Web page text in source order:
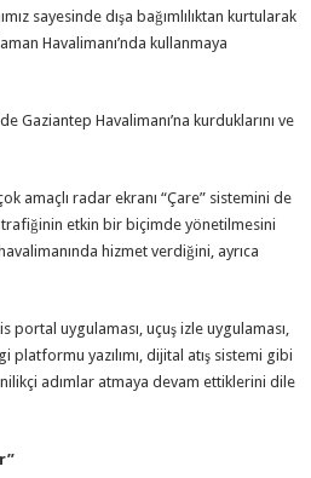
sayesinde dışa bağımlılıktan kurtularak
Havalimanı’nda kullanmaya
Gaziantep Havalimanı’na kurduklarını ve
amaçlı radar ekranı “Çare” sistemini de
etkin bir biçimde yönetilmesini
hizmet verdiğini, ayrıca
portal uygulaması, uçuş izle uygulaması,
yazılımı, dijital atış sistemi gibi
adımlar atmaya devam ettiklerini dile